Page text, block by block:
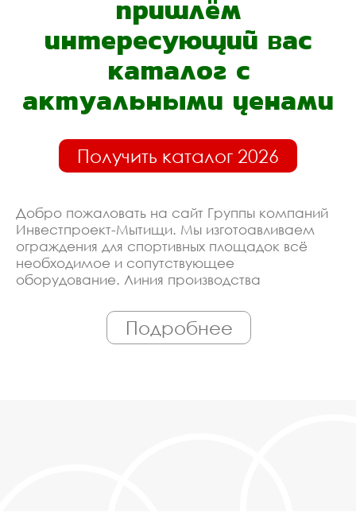
пришлём
интересующий вас
каталог с
актуальными ценами
Получить каталог 2026
Добро пожаловать на сайт Группы компаний
Инвестпроект-Мытищи. Мы изготоавливаем
ограждения для спортивных площадок всё
необходимое и сопутствующее
оборудование. Линия производства
работает только квалифицированный
персонал. Поэтому Вы всегда можете
рассчитывать на исключительно высокую
Подробнее